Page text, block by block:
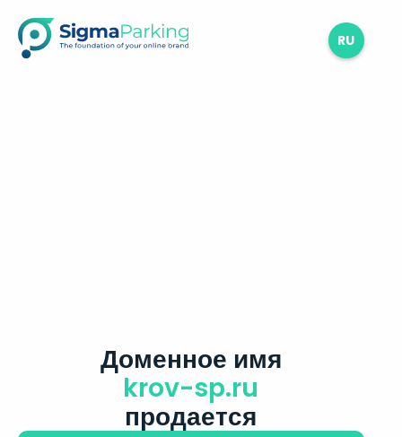
RU
Доменное имя
krov-sp.ru
продается